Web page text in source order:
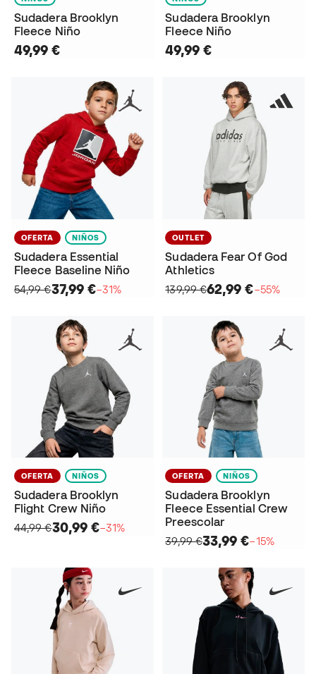
Sudadera Brooklyn
Fleece Niño
49,99 €
Sudadera Brooklyn
Fleece Niño
49,99 €
OFERTA NIÑOS
Sudadera Essential
Fleece Baseline Niño
54,99 €37,99 €−31%
OUTLET
Sudadera Fear Of God
Athletics
139,99 €62,99 €−55%
OFERTA NIÑOS
Sudadera Brooklyn
Flight Crew Niño
44,99 €30,99 €−31%
OFERTA NIÑOS
Sudadera Brooklyn
Fleece Essential Crew
Preescolar
39,99 €33,99 €−15%